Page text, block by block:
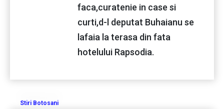
faca,curatenie in case si
curti,d-l deputat Buhaianu se
lafaia la terasa din fata
hotelului Rapsodia.
Stiri Botosani